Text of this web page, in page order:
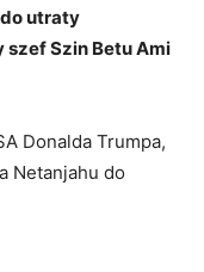
utraty
szef Szin Betu Ami
Donalda Trumpa,
Netanjahu do